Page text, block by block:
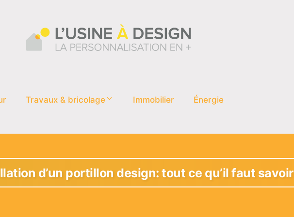
Travaux & bricolage Immobilier Énergie
d’un portillon design: tout ce qu’il faut savoir